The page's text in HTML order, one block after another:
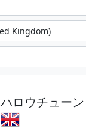
ハロウチュー